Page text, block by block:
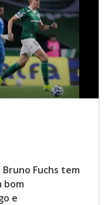
Fuchs tem
bom
e